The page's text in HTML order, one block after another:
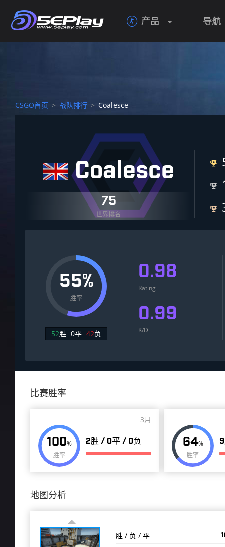
 产品 导航
CSGO首页 > 战队排行 > Coalesce
Coalesce
75
世界排名



55%
胜率
52胜 0平 42负
0.98
Rating
0.99
K/D
比赛胜率
3月
100%
胜率
2胜 / 0平 / 0负 64%
胜率
地图分析
胜 / 负 / 平